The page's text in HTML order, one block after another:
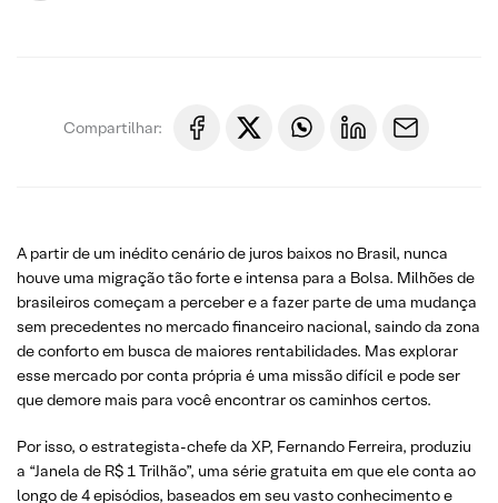
Compartilhar:
A partir de um inédito cenário de juros baixos no Brasil, nunca
houve uma migração tão forte e intensa para a Bolsa. Milhões de
brasileiros começam a perceber e a fazer parte de uma mudança
sem precedentes no mercado financeiro nacional, saindo da zona
de conforto em busca de maiores rentabilidades. Mas explorar
esse mercado por conta própria é uma missão difícil e pode ser
que demore mais para você encontrar os caminhos certos.
Por isso, o estrategista-chefe da XP, Fernando Ferreira, produziu
a “Janela de R$ 1 Trilhão”, uma série gratuita em que ele conta ao
longo de 4 episódios, baseados em seu vasto conhecimento e